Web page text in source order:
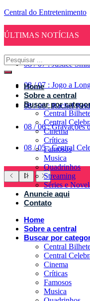
Central do Entretenimento
ÚLTIMAS NOTÍCIAS
08 / 07 : Justice
08 / 07 : Jogo a
08 / 06 : Rachel
08 / 06 : Gravações
08 / 05 : Central
Home
Sobre a central
Buscar por
Central
Central
Cinema
Críticas
Famosos
Musica
Quadrinhos
Streaming
Séries e
Anuncie aqui
Contato
Home
Sobre a central
Buscar por
Central
Central
Cinema
Críticas
Famosos
Musica